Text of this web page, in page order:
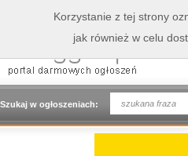
Szukaj w ogłoszeniach:
Korzystanie z tej strony
jak również w celu